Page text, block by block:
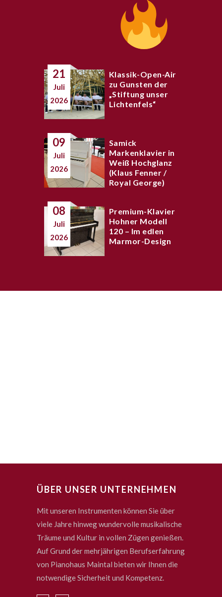
21
Juli
2026
Klassik-Open-Air
zu Gunsten der
„Stiftung unser
Lichtenfels“
09
Juli
2026
Samick
Markenklavier in
Weiß Hochglanz
(Klaus Fenner /
Royal George)
08
Juli
2026
Premium-Klavier
Hohner Modell
120 – Im edlen
Marmor-Design
ÜBER UNSER UNTERNEHMEN
Mit unseren Instrumenten können Sie über
viele Jahre hinweg wundervolle musikalische
Träume und Kultur in vollen Zügen genießen.
Auf Grund der mehrjährigen Berufserfahrung
von Pianohaus Maintal bieten wir Ihnen die
notwendige Sicherheit und Kompetenz.